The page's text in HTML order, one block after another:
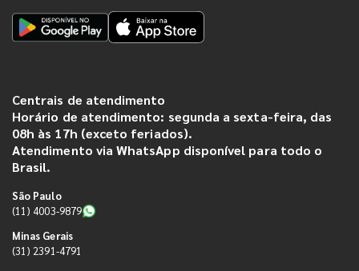
Centrais de atendimento
Horário de atendimento: segunda a sexta-feira, das
08h às 17h (exceto feriados).
Atendimento via WhatsApp disponível para todo o
Brasil.
São Paulo
(11) 4003-9879
Minas Gerais
(31) 2391-4791